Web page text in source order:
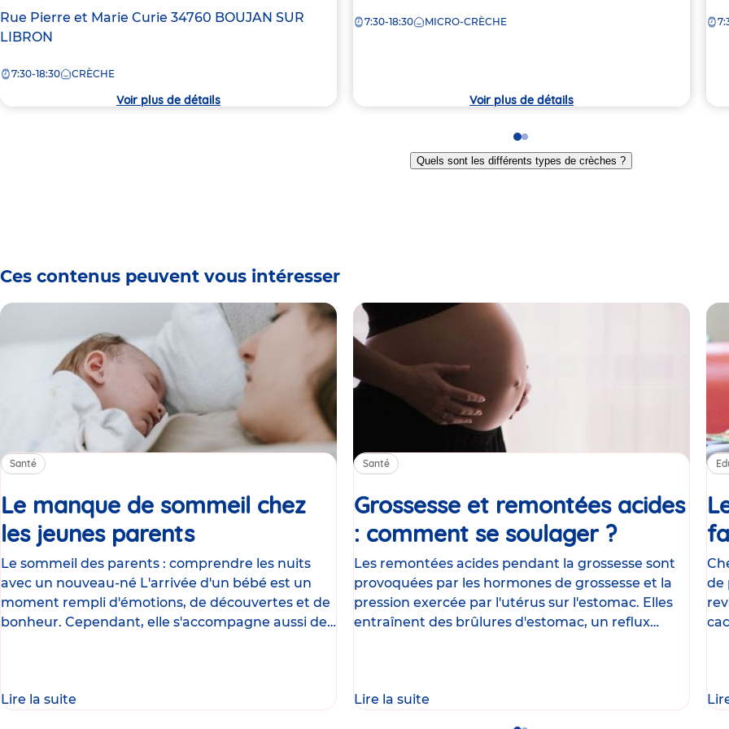
Adresse
de
crèche
Rue Pierre et Marie Curie 34760 BOUJAN SUR
LIBRON
7:30-18:30 CRÈCHE
Voir plus de détails
la7:30-18:30 MICRO-CRÈCHE
Voir plus de détails
la
Go
to
slide
Go
to
slide
Quels sont les différents types de crèches ?
Ces contenus peuvent vous intéresser
Santé
Le manque de sommeil chez
les jeunes parentsArticle
Le sommeil des parents : comprendre les nuits
avec un nouveau-né L'arrivée d'un bébé est un
moment rempli d'émotions, de découvertes et de
bonheur. Cependant, elle s'accompagne aussi de
Lire la suite
Santé
Grossesse et remontées acides
: comment se soulager ?Article
Les remontées acides pendant la grossesse sont
provoquées par les hormones de grossesse et la
pression exercée par l'utérus sur l'estomac. Elles
entraînent des brûlures d'estomac, un reflux
Lire la suite
de